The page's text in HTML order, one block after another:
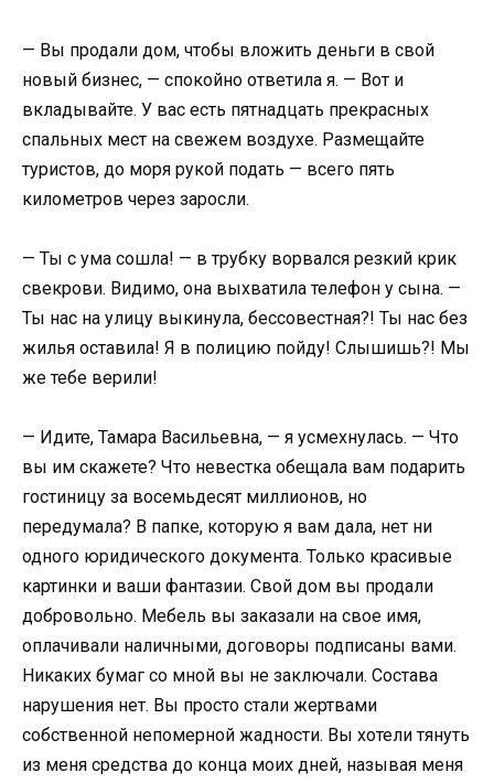
— Вы продали дом, чтобы вложить деньги в свой
новый бизнес, — спокойно ответила я. — Вот и
вкладывайте. У вас есть пятнадцать прекрасных
спальных мест на свежем воздухе. Размещайте
туристов, до моря рукой подать — всего пять
километров через заросли.
— Ты с ума сошла! — в трубку ворвался резкий крик
свекрови. Видимо, она выхватила телефон у сына. —
Ты нас на улицу выкинула, бессовестная?! Ты нас без
жилья оставила! Я в полицию пойду! Слышишь?! Мы
же тебе верили!
— Идите, Тамара Васильевна, — я усмехнулась. — Что
вы им скажете? Что невестка обещала вам подарить
гостиницу за восемьдесят миллионов, но
передумала? В папке, которую я вам дала, нет ни
одного юридического документа. Только красивые
картинки и ваши фантазии. Свой дом вы продали
добровольно. Мебель вы заказали на свое имя,
оплачивали наличными, договоры подписаны вами.
Никаких бумаг со мной вы не заключали. Состава
нарушения нет. Вы просто стали жертвами
собственной непомерной жадности. Вы хотели тянуть
из меня средства до конца моих дней, называя меня